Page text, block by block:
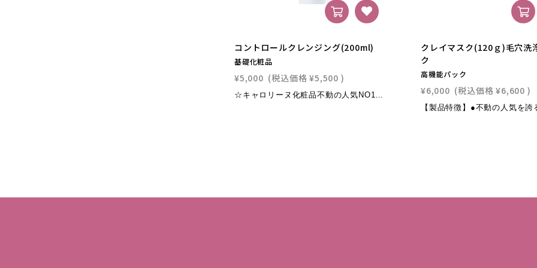
コントロールクレンジング(200ml)
基礎化粧品
¥5,000 (税込価格 ¥5,500 )
クレイマスク(120ｇ)毛穴洗
ク
高機能パック
¥6,000 (税込価格 ¥6,600 )